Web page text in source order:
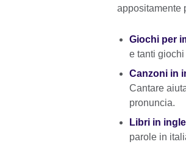
appositamente
Giochi per
e tanti giochi
Canzoni in
Cantare
pronuncia.
Libri in
parole in